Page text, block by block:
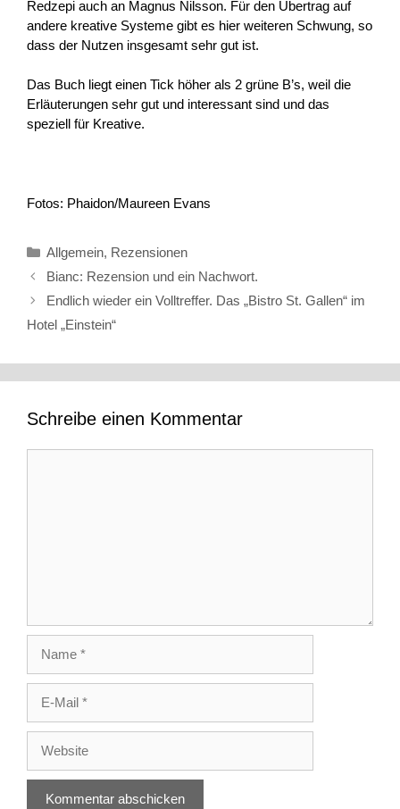
Redzepi auch an Magnus Nilsson. Für den Übertrag auf
andere kreative Systeme gibt es hier weiteren Schwung, so
dass der Nutzen insgesamt sehr gut ist.
Das Buch liegt einen Tick höher als 2 grüne B’s, weil die
Erläuterungen sehr gut und interessant sind und das
speziell für Kreative.
Fotos: Phaidon/Maureen Evans
Kategorien
Allgemein, Rezensionen
Bianc: Rezension und ein Nachwort.
Endlich wieder ein Volltreffer. Das „Bistro St. Gallen“ im
Hotel „Einstein“
Schreibe einen Kommentar
Mail